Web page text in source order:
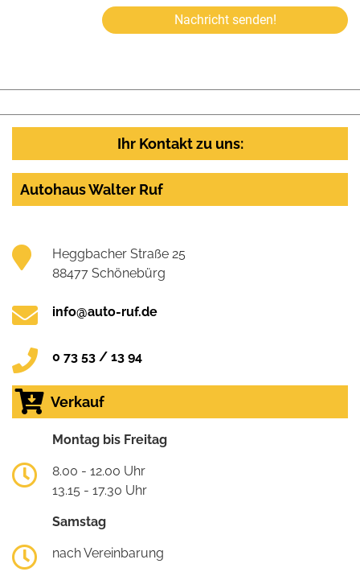
Nachricht senden!
Ihr Kontakt zu uns:
Autohaus Walter Ruf
Heggbacher Straße 25
88477 Schönebürg
info@auto-ruf.de
0 73 53 / 13 94
Verkauf
Montag bis Freitag
8.00 - 12.00 Uhr
13.15 - 17.30 Uhr
Samstag
nach Vereinbarung